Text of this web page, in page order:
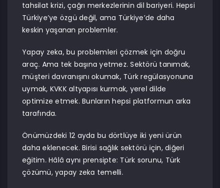
tahsilat krizi, çağrı merkezlerinin dil bariyeri. Hepsi
Türkiye’ye özgü değil, ama Türkiye’de daha
keskin yaşanan problemler.
Yapay zeka, bu problemleri çözmek için doğru
araç. Ama tek başına yetmez. Sektörü tanımak,
müşteri davranışını okumak, Türk regülasyonuna
uymak, KVKK altyapısı kurmak, yerel dilde
optimize etmek. Bunların hepsi platformun arka
tarafında.
Önümüzdeki 12 ayda bu dörtlüye iki yeni ürün
daha eklenecek. Birisi sağlık sektörü için, diğeri
eğitim. Hâlâ aynı prensipte: Türk sorunu, Türk
çözümü, yapay zeka temelli.